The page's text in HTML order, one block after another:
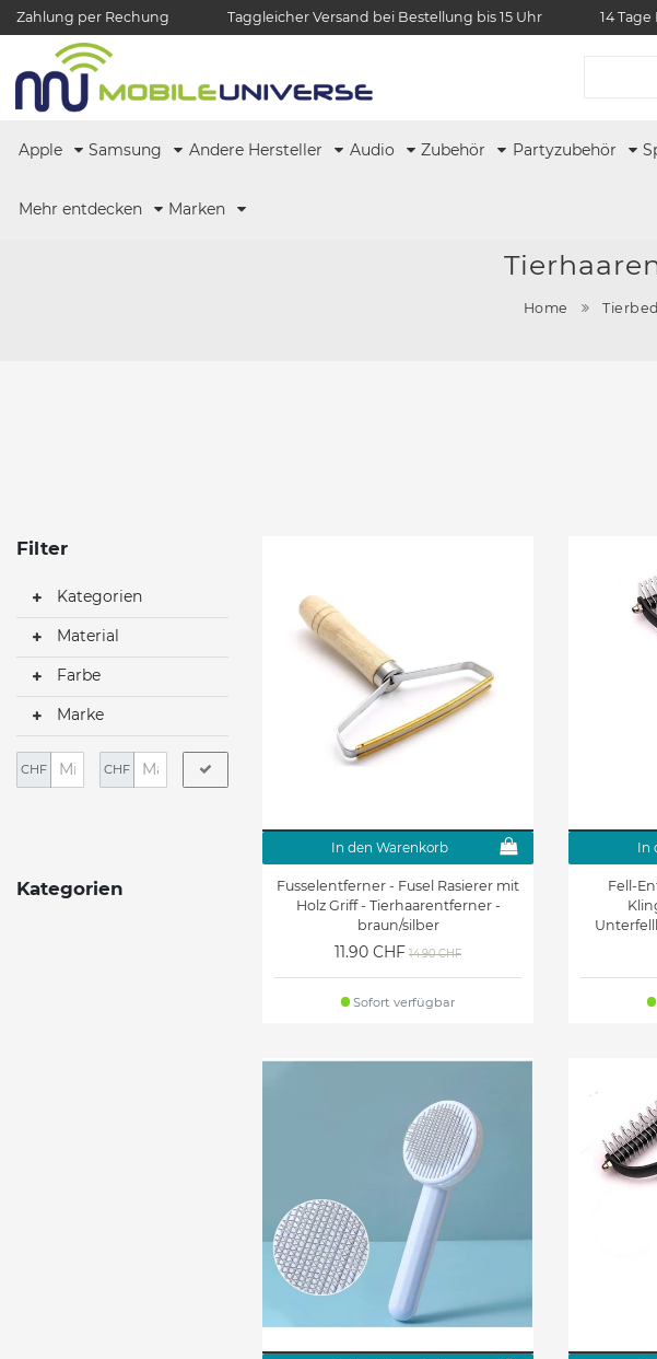
Zahlung per Rechung Taggleicher Versand bei Bestellung bis 15 Uhr 14
Apple Samsung Andere Hersteller Audio Zubehör Partyzubehör
Mehr entdecken Marken
Home
Filter
Kategorien
Material
Farbe
Marke
CHF CHF
Kategorien
In den Warenkorb
Fusselentferner - Fusel Rasierer mit
Holz Griff - Tierhaarentferner -
braun/silber
11.90 CHF 14.90 CHF
Sofort verfügbar
In
Fell-